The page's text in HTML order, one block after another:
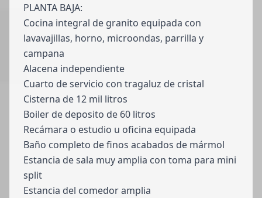
PLANTA BAJA:
Cocina integral de granito equipada con
lavavajillas, horno, microondas, parrilla y
campana
Alacena independiente
Cuarto de servicio con tragaluz de cristal
Cisterna de 12 mil litros
Boiler de deposito de 60 litros
Recámara o estudio u oficina equipada
Baño completo de finos acabados de mármol
Estancia de sala muy amplia con toma para mini
split
Estancia del comedor amplia